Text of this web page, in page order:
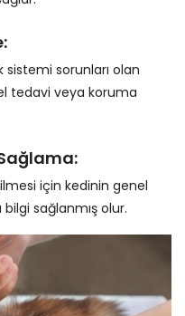
sistemi sorunları olan
tedavi veya koruma
için kedinin genel
bilgi sağlanmış olur.